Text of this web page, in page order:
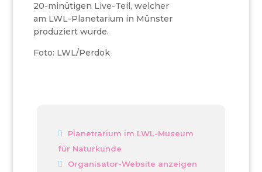
20-minütigen Live-Teil, welcher
am LWL-Planetarium in Münster
produziert wurde.
Foto: LWL/Perdok
Planetrarium im LWL-Museum
für Naturkunde
Organisator-Website anzeigen